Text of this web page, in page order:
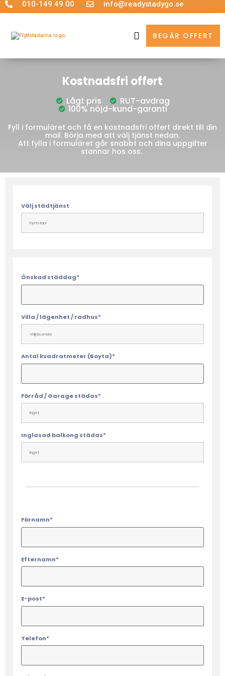
010-149 49 00 info@readystadygo.se
BEGÄR OFFERT
Kostnadsfri offert
Lågt pris RUT-avdrag
100% nöjd-kund-garanti
Fyll i formuläret och få en kostnadsfri offert direkt till din
mail. Börja med att välj tjänst nedan.
Att fylla i formuläret går snabbt och dina uppgifter
stannar hos oss.
Välj städtjänst
Önskad städdag*
Villa / lägenhet / radhus*
Antal kvadratmeter (Boyta)*
Förråd / Garage städas*
Inglasad balkong städas*
Förnamn*
Efternamn*
E-post*
Telefon*